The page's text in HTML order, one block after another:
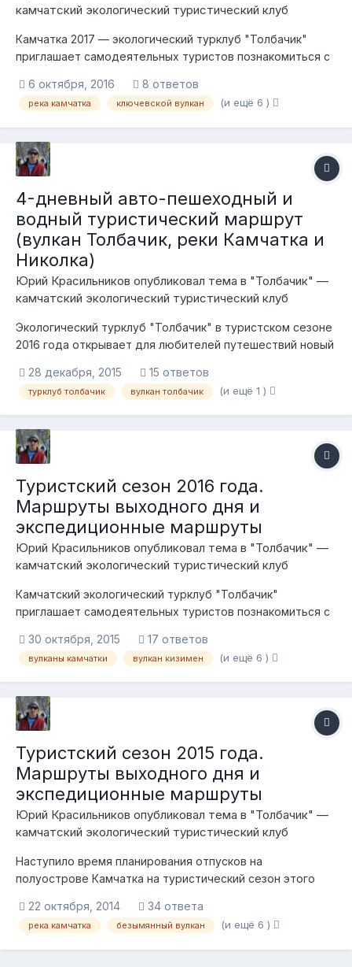
камчатский экологический туристический клуб
Камчатка 2017 — экологический турклуб "Толбачик"
приглашает самодеятельных туристов познакомиться с
Камчатки Вулканы, водопады, высокогорные тундры и
озера, горячие источники и реки Камчатки. Все это
туристы увидят на маршрутах в природных парк...
6 октября, 2016 8 ответов
река камчатка ключевской вулкан (и ещё 6 )
4-дневный авто-пешеходный и
водный туристический маршрут
(вулкан Толбачик, реки Камчатка и
Николка)
Юрий Красильников опубликовал тема в "Толбачик" —
камчатский экологический туристический клуб
Экологический турклуб "Толбачик" в туристском сезоне
2016 года открывает для любителей путешествий новый
начинается из села Лазо, расположенного на берегу
реки Камчатки у подножия действующего вулкана
Толбачик. Период проведения маршрута: с 24 июн...
28 декабря, 2015 15 ответов
турклуб толбачик вулкан толбачик (и ещё 1 )
Туристский сезон 2016 года.
Маршруты выходного дня и
экспедиционные маршруты
Юрий Красильников опубликовал тема в "Толбачик" —
камчатский экологический туристический клуб
Камчатский экологический турклуб "Толбачик"
приглашает самодеятельных туристов познакомиться с
Камчатки. Вулканы, водопады, высокогорные тундры и
озера, горячие источники и реки Камчатки. Все это
туристы увидят на маршрутах в природных парках "...
30 октября, 2015 17 ответов
вулканы камчатки вулкан кизимен (и ещё 6 )
Туристский сезон 2015 года.
Маршруты выходного дня и
экспедиционные маршруты
Юрий Красильников опубликовал тема в "Толбачик" —
камчатский экологический туристический клуб
Наступило время планирования отпусков на
полуострове Камчатка на туристический сезон этого
предлагает план маршрутов на туристский сезон 2015
года. Зимние, лыжные, снегоходные маршруты,
весенние водные, пешеходные, летние маршруты вых...
22 октября, 2014 34 ответа
река камчатка безымянный вулкан (и ещё 6 )